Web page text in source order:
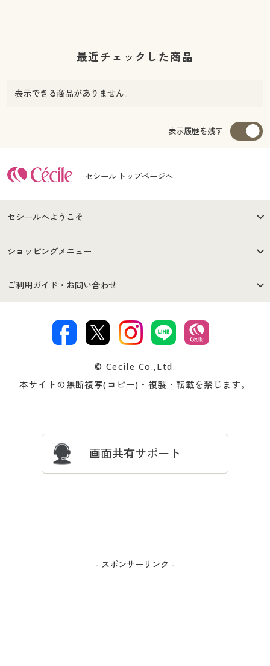
最近チェックした商品
表示できる商品がありません。
表示履歴を残す
セシール トップページへ
セシールへようこそ
はじめての方へ
セシールご利用規約
著作権・商標について 会社案内
ショッピングメニュー
商品カテゴリ
プレゼント＆キャンペーン サイトマップ
ご利用ガイド・お問い合わせ
交換・返品は お支払は
ついて
忘れの場合
© Cecile Co.,Ltd.
本サイトの無断複写(コピー)・複製・転載を禁じます。
画面共有サポート
- スポンサーリンク -